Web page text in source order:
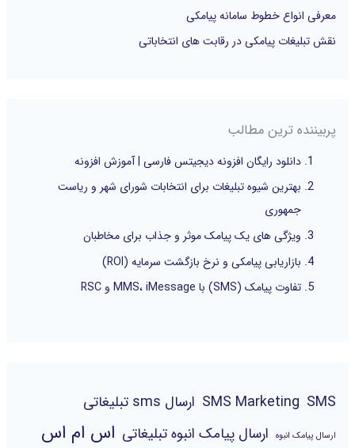
معرفی انواع خطوط سامانه پیامکی
نقش تبلیغات پیامکی در رقابت های انتخاباتی
پربیننده ترین مطالب
دانلود رایگان افزونه دیجیتس فارسی | آموزش افزونه
بهترین شیوه تبلیغات برای انتخابات شورای شهر و ریاست
جمهوری
ویژگی های یک پیامک موثر و جذاب برای مخاطبان
بازاریابی پیامکی و نرخ بازگشت سرمایه (ROI)
تفاوت پیامک (SMS) با MMS، iMessage و RSC
SMS
SMS Marketing ارسال sms تبلیغاتی
ارسال پیامک انبوه ارسال پیامک انبوه تبلیغاتی اس ام اس